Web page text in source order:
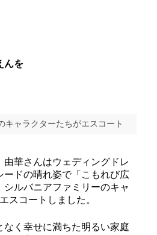
んを
キャラクターたちがエスコート
華さんはウェディングドレ
ードの晴れ姿で「こもれび広
ルバニアファミリーのキャ
スコートしました。
く幸せに満ちた明るい家庭